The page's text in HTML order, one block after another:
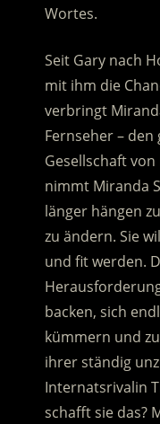
Wortes.
Seit Gary nach
mit ihm die
verbringt
Fernseher – den
Gesellschaft
nimmt Miranda
länger hängen
zu ändern. Sie
und fit werden.
backen, sich
kümmern und
ihrer ständig
Internatsrivalin
schafft sie das?